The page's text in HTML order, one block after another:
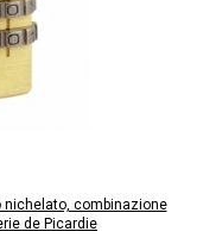
combinazione
de Picardie